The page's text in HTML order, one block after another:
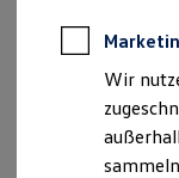
ID.
Montag
Sonntag
Wir